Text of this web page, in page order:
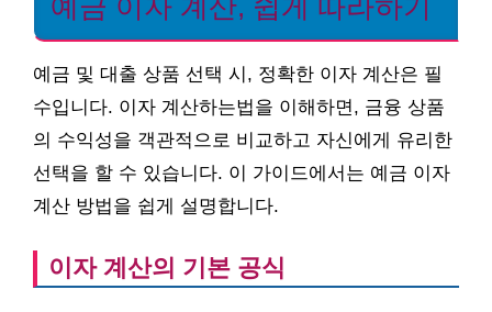
예금 이자 계산, 쉽게 따라하기
예금 및 대출 상품 선택 시, 정확한 이자 계산은 필
수입니다. 이자 계산하는법을 이해하면, 금융 상품
의 수익성을 객관적으로 비교하고 자신에게 유리한
선택을 할 수 있습니다. 이 가이드에서는 예금 이자
계산 방법을 쉽게 설명합니다.
이자 계산의 기본 공식